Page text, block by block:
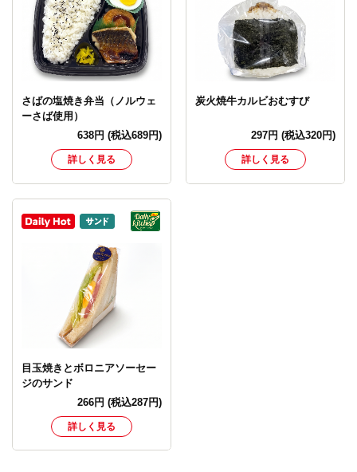
さばの塩焼き弁当（ノルウェ
ーさば使用）
638円(税込689円)
詳しく見る
炭火焼牛カルビおむすび
297円(税込320円)
詳しく見る
目玉焼きとボロニアソーセー
ジのサンド
266円(税込287円)
詳しく見る